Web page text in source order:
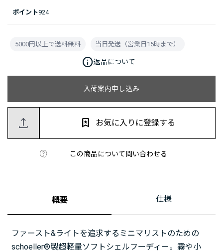
ポイント924
入荷案内申し込み
この商品について問い合わせる
お気に入りに登録する
5000円以上で送料無料 当日発送（営業日15時まで）
info返品について
概要 仕様
ファースト&ライトを追求するミニマリストのための
schoeller®製超軽量ソフトシェルフーディー。霧や小